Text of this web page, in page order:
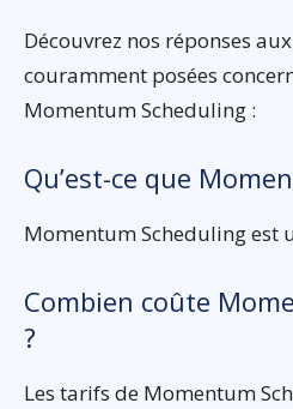
Découvrez nos réponses
couramment posées
Momentum Scheduling :
Qu’est-ce que
Momentum Scheduling est
Combien coûte
?
Les tarifs de Momentum